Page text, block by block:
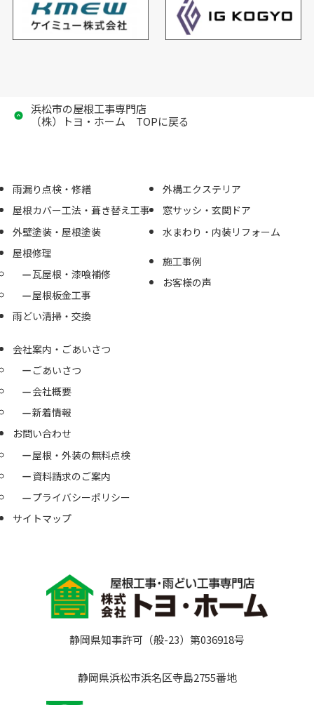
浜松市の屋根工事専門店
（株）トヨ・ホーム TOPに戻る
静岡県知事許可（般-23）第036918号
静岡県浜松市浜名区寺島2755番地
雨漏り点検・修繕
屋根カバー工法・葺き替え工事
外壁塗装・屋根塗装
屋根修理
瓦屋根・漆喰補修
屋根板金工事
雨どい清掃・交換
外構エクステリア
窓サッシ・玄関ドア
水まわり・内装リフォーム
施工事例
お客様の声
会社案内・ごあいさつ
ごあいさつ
会社概要
新着情報
お問い合わせ
屋根・外装の無料点検
資料請求のご案内
プライバシーポリシー
サイトマップ